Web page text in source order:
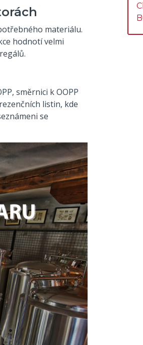
materiálu.
hodnotí velmi
směrnici k OOPP
listin, kde
se